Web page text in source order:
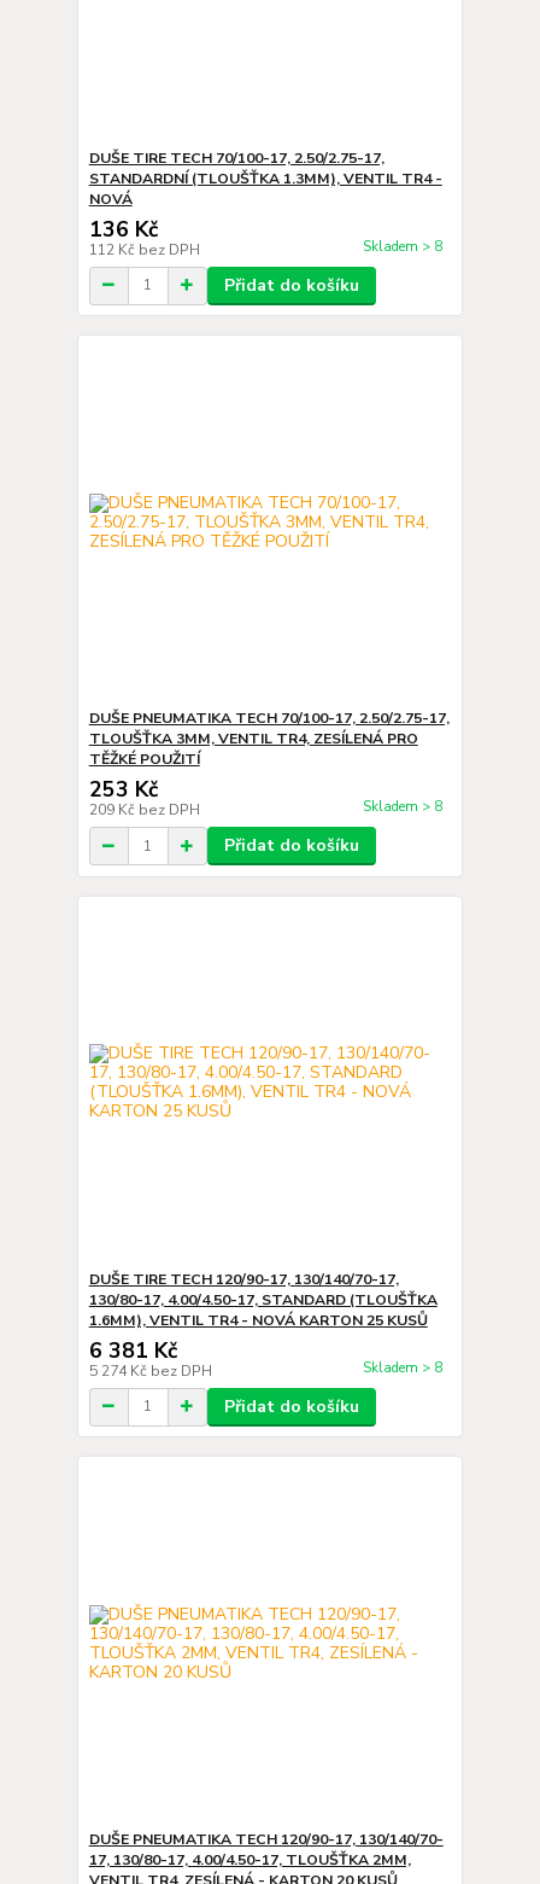
DUŠE TIRE TECH 70/100-17, 2.50/2.75-17,
STANDARDNÍ (TLOUŠŤKA 1.3MM), VENTIL TR4 -
NOVÁ
136 Kč
112 Kč bez DPH Skladem > 8
Přidat do košíku
DUŠE PNEUMATIKA TECH 70/100-17, 2.50/2.75-17,
TLOUŠŤKA 3MM, VENTIL TR4, ZESÍLENÁ PRO
TĚŽKÉ POUŽITÍ
253 Kč
209 Kč bez DPH Skladem > 8
Přidat do košíku
DUŠE TIRE TECH 120/90-17, 130/140/70-17,
130/80-17, 4.00/4.50-17, STANDARD (TLOUŠŤKA
1.6MM), VENTIL TR4 - NOVÁ KARTON 25 KUSŮ
6 381 Kč
5 274 Kč bez DPH Skladem > 8
Přidat do košíku
DUŠE PNEUMATIKA TECH 120/90-17, 130/140/70-
17, 130/80-17, 4.00/4.50-17, TLOUŠŤKA 2MM,